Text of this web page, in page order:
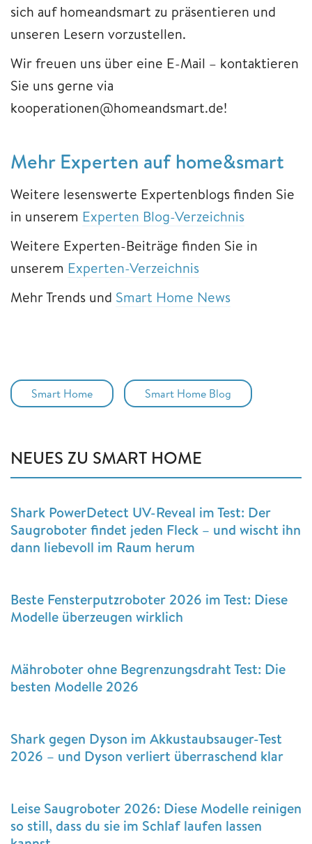
sich auf homeandsmart zu präsentieren und
unseren Lesern vorzustellen.
Wir freuen uns über eine E-Mail – kontaktieren
Sie uns gerne via
kooperationen@homeandsmart.de!
Mehr Experten auf home&smart
Weitere lesenswerte Expertenblogs finden Sie
in unserem Experten Blog-Verzeichnis
Weitere Experten-Beiträge finden Sie in
unserem Experten-Verzeichnis
Mehr Trends und Smart Home News
Smart Home Smart Home Blog
NEUES ZU SMART HOME
Shark PowerDetect UV-Reveal im Test: Der
Saugroboter findet jeden Fleck – und wischt ihn
dann liebevoll im Raum herum
Beste Fensterputzroboter 2026 im Test: Diese
Modelle überzeugen wirklich
Mähroboter ohne Begrenzungsdraht Test: Die
besten Modelle 2026
Shark gegen Dyson im Akkustaubsauger-Test
2026 – und Dyson verliert überraschend klar
Leise Saugroboter 2026: Diese Modelle reinigen
so still, dass du sie im Schlaf laufen lassen